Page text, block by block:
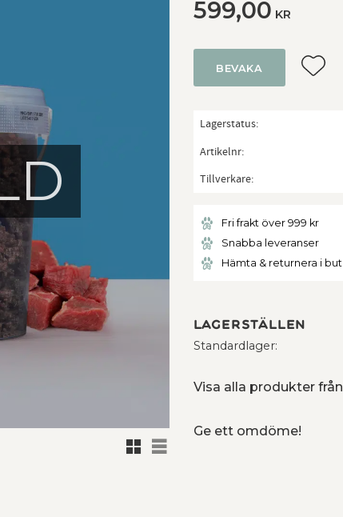
Rutnätsvy
Listvy
599,00 KR
Lägg
BEVAKA
Lagerstatus
Artikelnr
Tillverkare
Fri frakt över 999 kr
Snabba leveranser
Hämta & returnera i
Lagerställen
Standardlager
Visa alla produkter
Ge ett omdöme!